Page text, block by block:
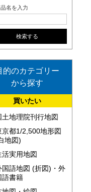
名を入力
的のカテゴリー
から探す
買いたい
土地理院刊行地図
京都1/2,500地形図
地図)
活実用地図
国語地図 (折図)・外
語書籍